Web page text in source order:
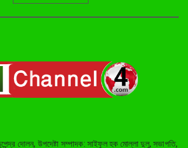
ইসলামপুরে দশানী নদীর তীব্র ভাঙনে
ইটনায় দুর্নীতি বিরোধী বিতর্ক
প্রতিযোগিতা ও পুরষ্কার বিতরণ
দোলন, উপদেষ্টা সম্পাদক: সাইফুল হক মোল্লা দুলু, সভাপতি,